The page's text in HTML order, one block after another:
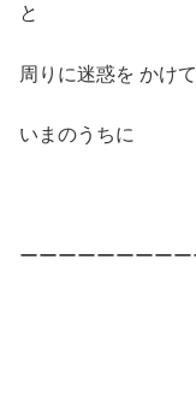
と
周りに迷惑を かけ
いまのうちに
ーーーーーーーー